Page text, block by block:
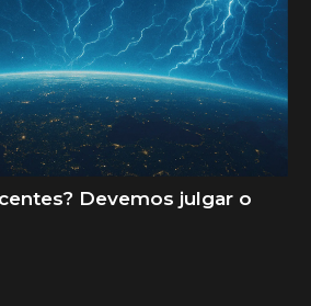
Devemos julgar o